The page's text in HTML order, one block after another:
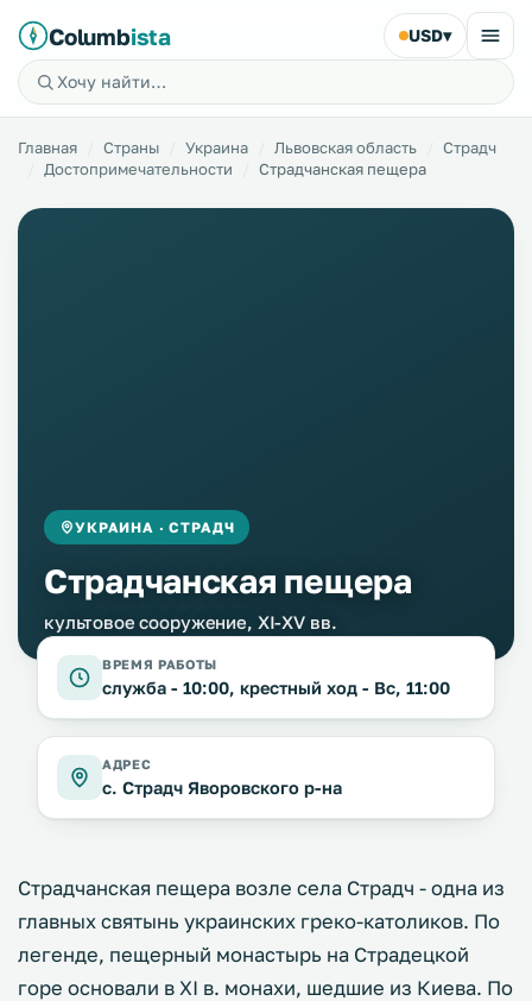
Columbista USD▾
Главная Страны Украина Львовская область
Страдч
Достопримечательности
Страдчанская пещера
УКРАИНА · СТРАДЧ
Страдчанская пещера
культовое сооружение, XI-XV вв.
ВРЕМЯ РАБОТЫ
служба - 10:00, крестный ход - Вс, 11:00
АДРЕС
с. Страдч Яворовского р-на
Страдчанская пещера возле села Страдч - одна из
главных святынь украинских греко-католиков. По
легенде, пещерный монастырь на Страдецкой
горе основали в XI в. монахи, шедшие из Киева. По